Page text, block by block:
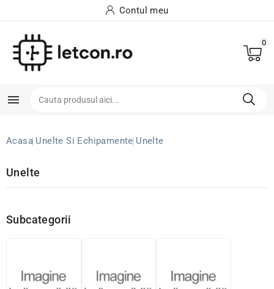
Contul meu
0

Acasa Unelte Si Echipamente Unelte
Unelte
Subcategorii